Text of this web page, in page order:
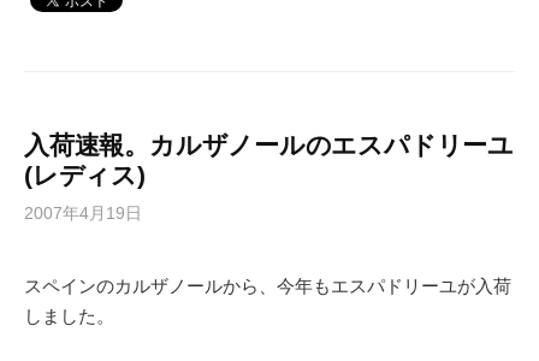
入荷速報。カルザノールのエスパドリーユ
(レディス)
2007年4月19日
スペインのカルザノールから、今年もエスパドリーユが入荷
しました。